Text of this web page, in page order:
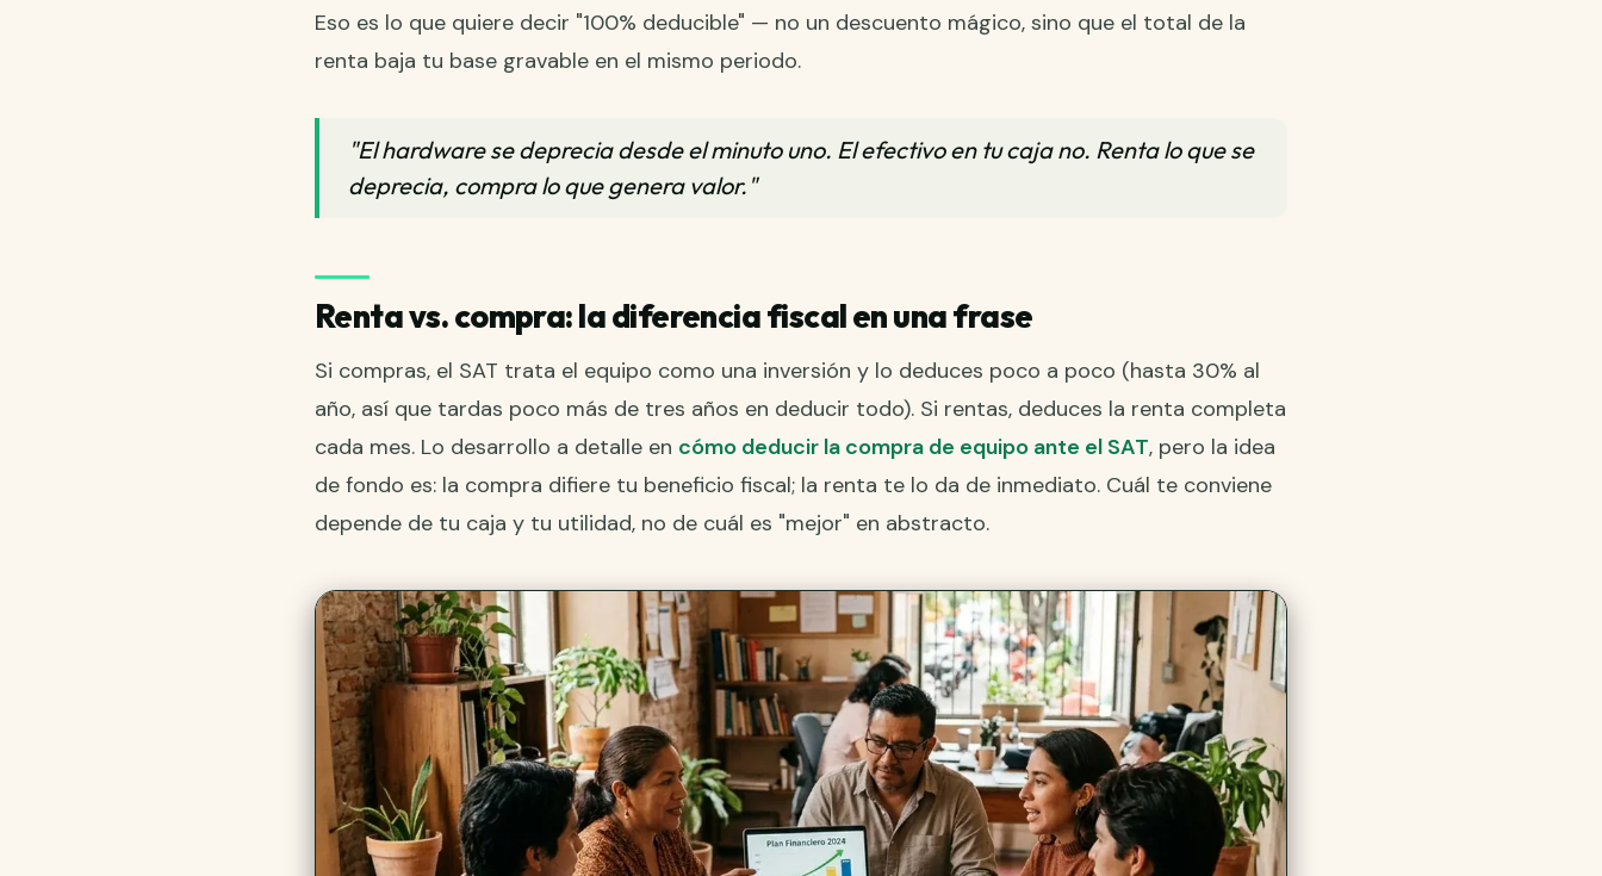
Eso es lo que quiere decir "100% deducible" — no un descuento mágico, sino que el total de la
renta baja tu base gravable en el mismo periodo.
"El hardware se deprecia desde el minuto uno. El efectivo en tu caja no. Renta lo que se
deprecia, compra lo que genera valor."
Renta vs. compra: la diferencia fiscal en una frase
Si compras, el SAT trata el equipo como una inversión y lo deduces poco a poco (hasta 30% al
año, así que tardas poco más de tres años en deducir todo). Si rentas, deduces la renta completa
cada mes. Lo desarrollo a detalle en cómo deducir la compra de equipo ante el SAT, pero la idea
de fondo es: la compra difiere tu beneficio fiscal; la renta te lo da de inmediato. Cuál te conviene
depende de tu caja y tu utilidad, no de cuál es "mejor" en abstracto.